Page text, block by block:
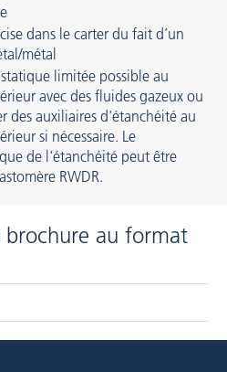
dans le carter du fait d’un
métal
limitée possible au
avec des fluides gazeux ou
des auxiliaires d'étanchéité au
si nécessaire. Le
de l'étanchéité peut être
RWDR.
brochure au format